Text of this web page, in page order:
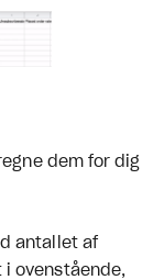
dem for dig
antallet af
i ovenstående,